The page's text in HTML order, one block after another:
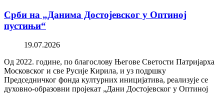
Срби на „Данима Достојевског у Оптиној
пустињи“
19.07.2026
Од 2022. године, по благослову Његове Светости Патријарха
Московског и све Русије Кирила, и уз подршку
Председничког фонда културних иницијатива, реализује се
духовно-образовни пројекат „Дани Достојевског у Оптиној